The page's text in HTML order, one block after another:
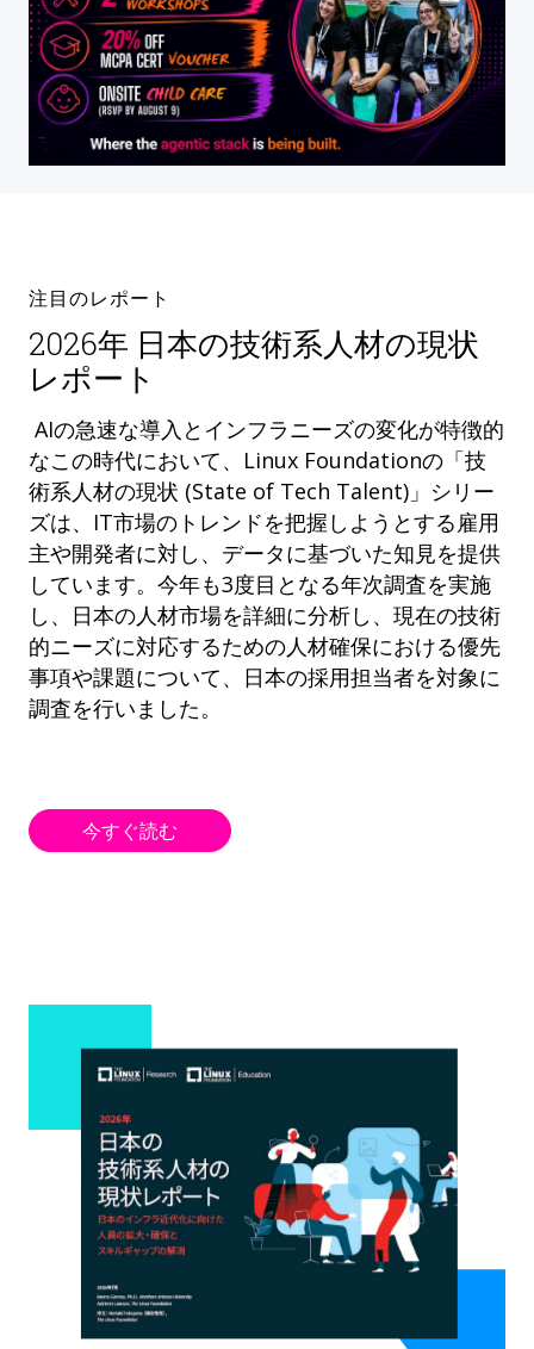
注目のレポート
2026年 日本の技術系人材の現状
レポート
AIの急速な導入とインフラニーズの変化が特徴的
なこの時代において、Linux Foundationの「技
術系人材の現状 (State of Tech Talent)」シリー
ズは、IT市場のトレンドを把握しようとする雇用
主や開発者に対し、データに基づいた知見を提供
しています。今年も3度目となる年次調査を実施
し、日本の人材市場を詳細に分析し、現在の技術
的ニーズに対応するための人材確保における優先
事項や課題について、日本の採用担当者を対象に
調査を行いました。
今すぐ読む